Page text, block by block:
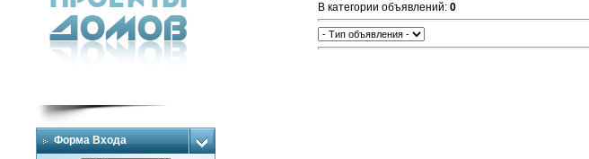
Форма Входа
В категории объявлений: 0